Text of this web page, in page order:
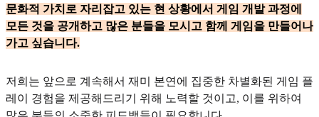
문화적 가치로 자리잡고 있는 현 상황에서 게임 개발 과정에
모든 것을 공개하고 많은 분들을 모시고 함께 게임을 만들어나
가고 싶습니다.
저희는 앞으로 계속해서 재미 본연에 집중한 차별화된 게임 플
레이 경험을 제공해드리기 위해 노력할 것이고, 이를 위하여